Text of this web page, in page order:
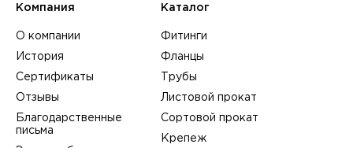
Компания
О компании
История
Сертификаты
Отзывы
Благодарственные
письма
Каталог
Фитинги
Фланцы
Трубы
Листовой прокат
Сортовой прокат
Крепеж